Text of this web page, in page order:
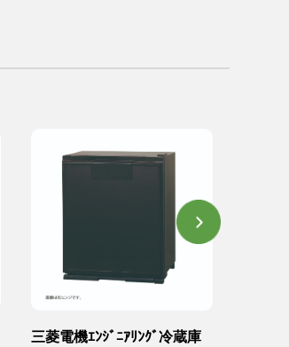
三菱電機ｴﾝｼﾞﾆｱﾘﾝｸﾞ冷蔵庫